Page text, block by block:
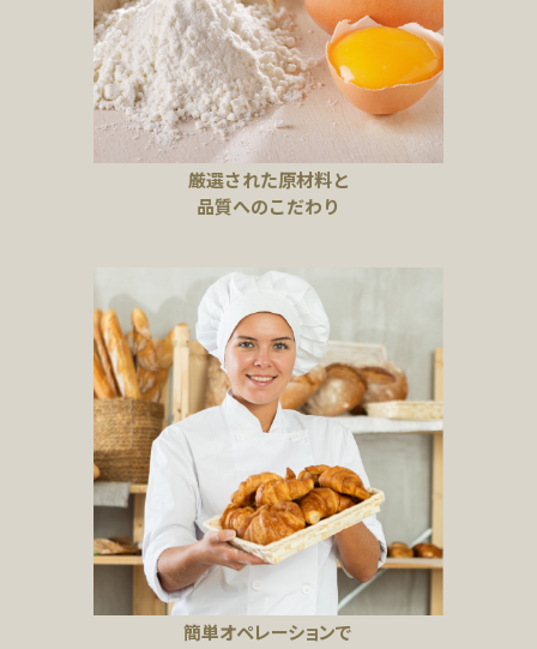
厳選された原材料と
品質へのこだわり
簡単オペレーションで